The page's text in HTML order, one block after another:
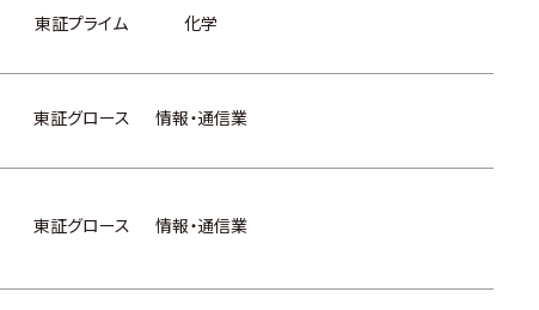
東証プライム 化学
東証グロース 情報・通信業
東証グロース 情報・通信業